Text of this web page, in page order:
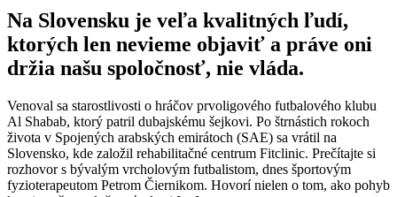
Na Slovensku je veľa kvalitných ľudí,
ktorých len nevieme objaviť a práve oni
držia našu spoločnosť, nie vláda.
Venoval sa starostlivosti o hráčov prvoligového futbalového klubu
Al Shabab, ktorý patril dubajskému šejkovi. Po štrnástich rokoch
života v Spojených arabských emirátoch (SAE) sa vrátil na
Slovensko, kde založil rehabilitačné centrum Fitclinic. Prečítajte si
rozhovor s bývalým vrcholovým futbalistom, dnes športovým
fyzioterapeutom Petrom Čiernikom. Hovorí nielen o tom, ako pohyb